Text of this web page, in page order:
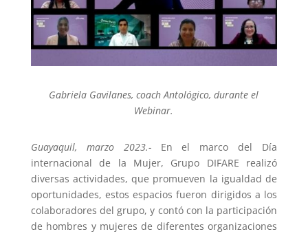
Gabriela Gavilanes, coach Antológico, durante el
Webinar.
Guayaquil, marzo 2023.-En el marco del Día
internacional de la Mujer, Grupo DIFARE realizó
diversas actividades, que promueven la igualdad de
oportunidades, estos espacios fueron dirigidos a los
colaboradores del grupo, y contó con la participación
de hombres y mujeres de diferentes organizaciones